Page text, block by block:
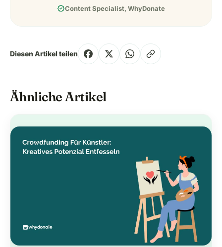
verifiedContent Specialist, WhyDonate
Diesen Artikel teilen
Ähnliche Artikel